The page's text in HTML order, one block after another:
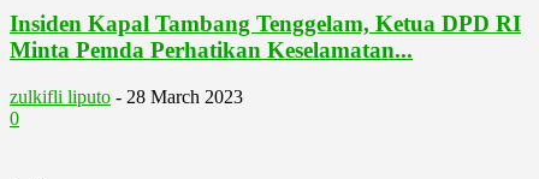
Insiden Kapal Tambang Tenggelam, Ketua DPD RI
Minta Pemda Perhatikan Keselamatan...
zulkifli liputo - 28 March 2023
0